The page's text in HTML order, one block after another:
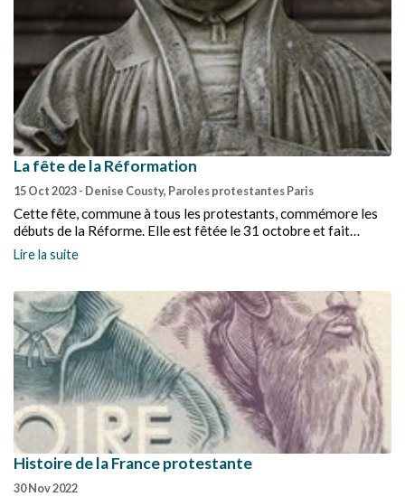
La fête de la Réformation
15 Oct 2023- Denise Cousty, Paroles protestantes Paris
Cette fête, commune à tous les protestants, commémore les
débuts de la Réforme. Elle est fêtée le 31 octobre et fait
souvenir du jour où Martin Luther afficha ses 95 thèses contre
les indulgences sur la porte de l’église du château de
dimanche le plus proche précédant cette date, un culte régional
rassemble tous les Réformés et Luthériens de l’Église
protestante unie de la région parisienne.
Lire la suite
Histoire de la France protestante
30 Nov 2022